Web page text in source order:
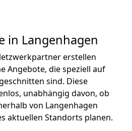
in Langenhagen
erstellen
Angebote, die speziell auf
sind. Diese
unabhängig davon, ob
von Langenhagen
aktuellen Standorts planen.